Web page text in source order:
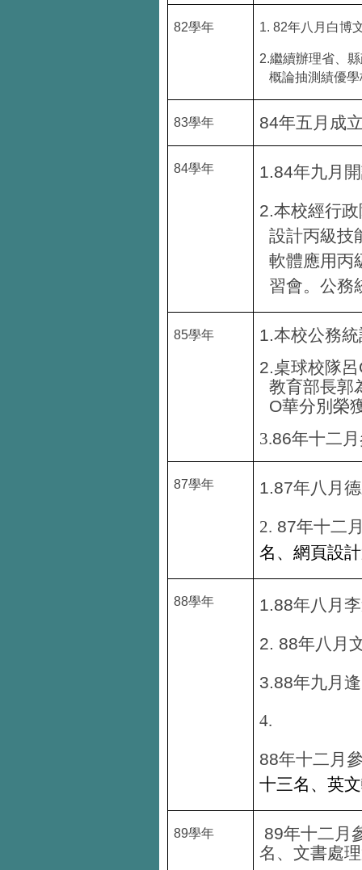
82學年 1. 82年八月白博
2.繼續辦理省、
概論抽測績優
83學年 84年五月成
84學年 1.84年九月
2.本校經行
設計丙級技
軟體應用丙
習會。公務
85學年 1.本校公務
2.桌球校隊呂
教育部長郭
O華分別榮
3.86年十二
87學年 1.87年八月
2. 87年十二
名、網頁設
88學年 1.88年八月
2. 88年八月
3.88年九月逢
4.
88年十二月
十三名、英
89學年 89年十二月
名、文書處